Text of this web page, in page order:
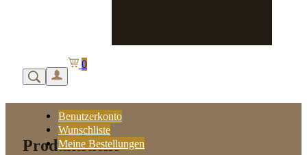
Benutzerkonto
Wunschliste
Meine Bestellungen
0
Produktsuche